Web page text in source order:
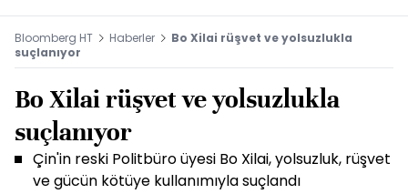
Bloomberg HT Haberler
Bo Xilai rüşvet ve yolsuzlukla
suçlanıyor
Bo Xilai rüşvet ve yolsuzlukla
suçlanıyor
Çin'in reski Politbüro üyesi Bo Xilai, yolsuzluk, rüşvet
ve gücün kötüye kullanımıyla suçlandı